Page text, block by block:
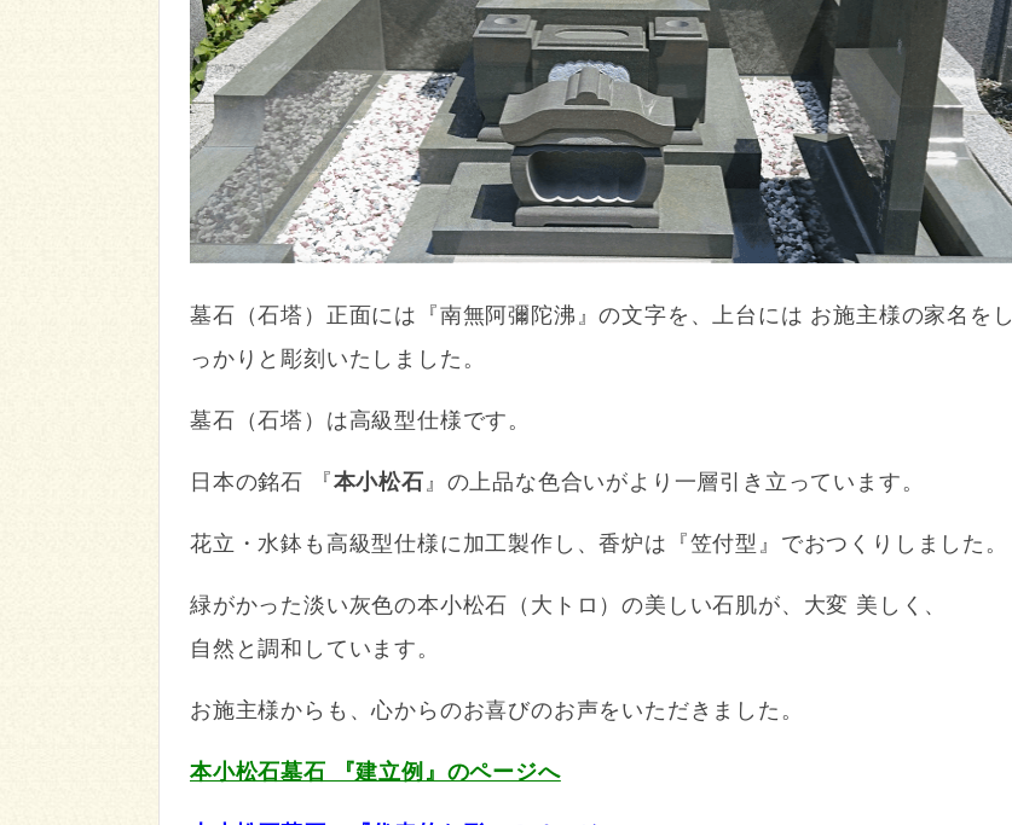
墓石（石塔）正面には『南無阿彌陀沸』の文字を、上台には お施主様の家名をし
っかりと彫刻いたしました。
墓石（石塔）は高級型仕様です。
日本の銘石 『本小松石』の上品な色合いがより一層引き立っています。
花立・水鉢も高級型仕様に加工製作し、香炉は『笠付型』でおつくりしました。
緑がかった淡い灰色の本小松石（大トロ）の美しい石肌が、大変 美しく、
自然と調和しています。
お施主様からも、心からのお喜びのお声をいただきました。
本小松石墓石 『建立例』のページへ